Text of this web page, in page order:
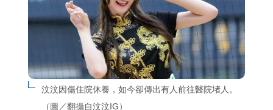
汶汶因傷住院休養，如今卻傳出有人前往醫院堵人。
（圖／翻攝自汶汶IG）